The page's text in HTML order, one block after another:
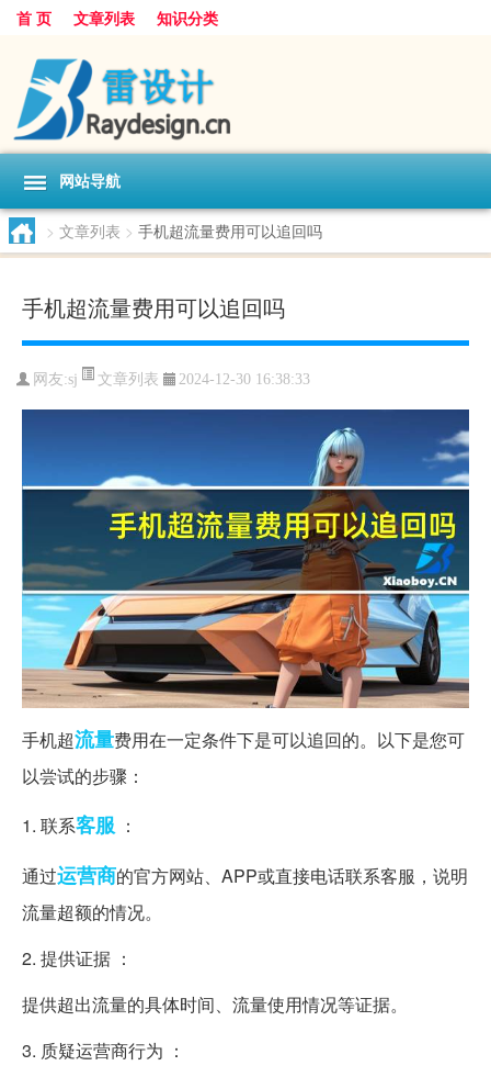
首 页 文章列表 知识分类
网站导航
> 文章列表 > 手机超流量费用可以追回吗
手机超流量费用可以追回吗
网友:sj 文章列表 2024-12-30 16:38:33
手机超流量费用在一定条件下是可以追回的。以下是您可
以尝试的步骤：
1. 联系客服 ：
通过运营商的官方网站、APP或直接电话联系客服，说明
流量超额的情况。
2. 提供证据 ：
提供超出流量的具体时间、流量使用情况等证据。
3. 质疑运营商行为 ：